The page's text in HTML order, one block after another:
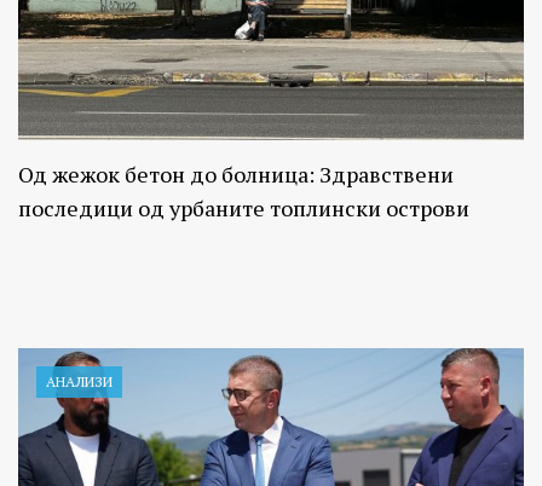
Од жежок бетон до болница: Здравствени
последици од урбаните топлински острови
АНАЛИЗИ